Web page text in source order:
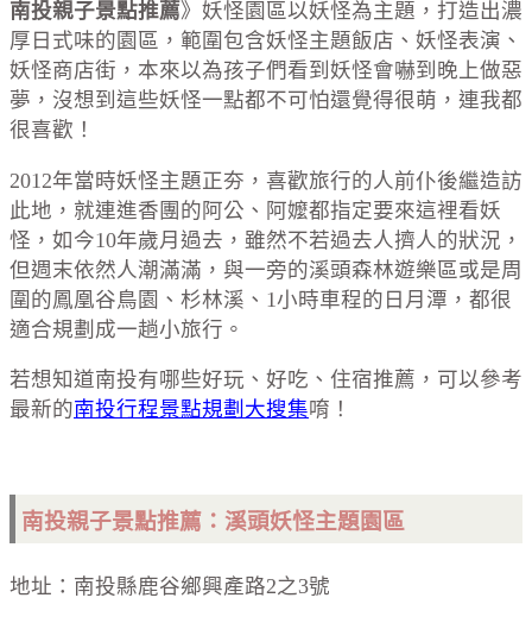
南投親子景點推薦》妖怪園區以妖怪為主題，打造出濃
厚日式味的園區，範圍包含妖怪主題飯店、妖怪表演、
妖怪商店街，本來以為孩子們看到妖怪會嚇到晚上做惡
夢，沒想到這些妖怪一點都不可怕還覺得很萌，連我都
很喜歡！
2012年當時妖怪主題正夯，喜歡旅行的人前仆後繼造訪
此地，就連進香團的阿公、阿嬤都指定要來這裡看妖
怪，如今10年歲月過去，雖然不若過去人擠人的狀況，
但週末依然人潮滿滿，與一旁的溪頭森林遊樂區或是周
圍的鳳凰谷鳥園、杉林溪、1小時車程的日月潭，都很
適合規劃成一趟小旅行。
若想知道南投有哪些好玩、好吃、住宿推薦，可以參考
最新的南投行程景點規劃大搜集唷！
南投親子景點推薦：溪頭妖怪主題園區
地址：南投縣鹿谷鄉興產路2之3號